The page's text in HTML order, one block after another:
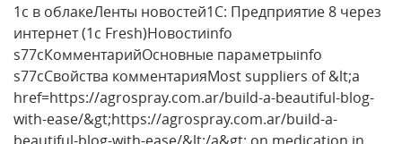
1с в облакеЛенты новостей1С: Предприятие 8 через
интернет (1c Fresh)Новостиinfo
s77cКомментарийОсновные параметрыinfo
s77cСвойства комментарияMost suppliers of &lt;a
href=https://agrospray.com.ar/build-a-beautiful-blog-
with-ease/&gt;https://agrospray.com.ar/build-a-
beautiful-blog-with-ease/&lt;/a&gt; on medication in